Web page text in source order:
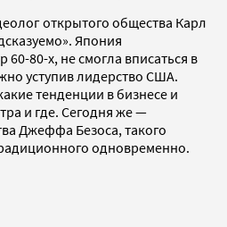
открытого общества Карл
Япония
80-х, не смогла вписаться в
уступив лидерство США.
тенденции в бизнесе и
и где. Сегодня же —
Джеффа Безоса, такого
одновременно.